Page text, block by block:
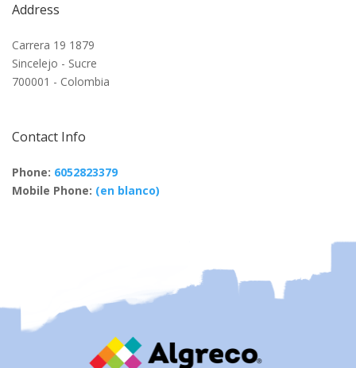
Address
Carrera 19 1879
Sincelejo - Sucre
700001 - Colombia
Contact Info
Phone: 6052823379
Mobile Phone: (en blanco)